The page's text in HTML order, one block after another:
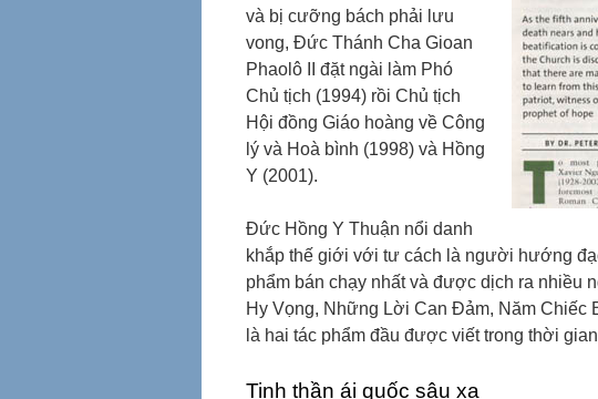
và bị cưỡng bách phải lưu
vong, Đức Thánh Cha Gioan
Phaolô II đặt ngài làm Phó
Chủ tịch (1994) rồi Chủ tịch
Hội đồng Giáo hoàng về Công
lý và Hoà bình (1998) và Hồng
Y (2001).
Đức Hồng Y Thuận nổi danh
khắp thế giới với tư cách là người hướng
phẩm bán chạy nhất và được dịch ra
Hy Vọng, Những Lời Can Đảm, Năm Chiếc
là hai tác phẩm đầu được viết trong thời
Tinh thần ái quốc sâu xa